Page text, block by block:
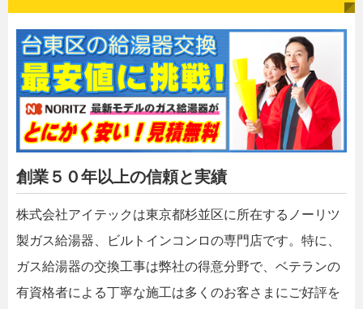
創業５０年以上の信頼と実績
株式会社アイテックは東京都杉並区に所在するノーリツ
製ガス給湯器、ビルトインコンロの専門店です。特に、
ガス給湯器の交換工事は弊社の得意分野で、ベテランの
有資格者による丁寧な施工は多くのお客さまにご好評を